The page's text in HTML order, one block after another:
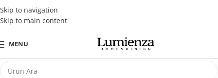
Skip to navigation
Skip to main content
Tüm Kredi Kartlarına Peşin Fiyatına 3 Taksit Fırsatı
MENU